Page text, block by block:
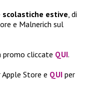
scolastiche estive, di
e Malnerich sul
promo cliccate QUI.
Apple Store e QUI per